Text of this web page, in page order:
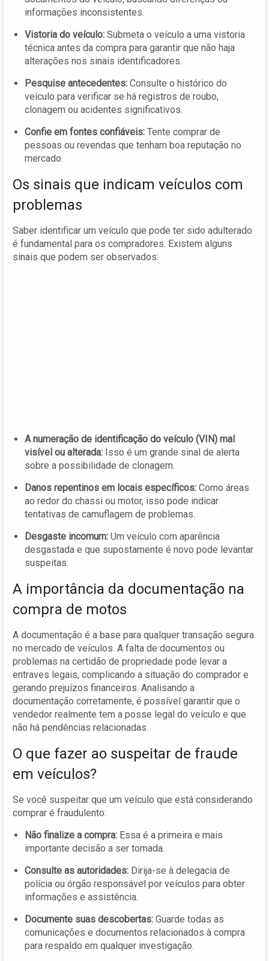
informações inconsistentes.
Vistoria do veículo: Submeta o veículo a uma vistoria
técnica antes da compra para garantir que não haja
alterações nos sinais identificadores.
Pesquise antecedentes: Consulte o histórico do
veículo para verificar se há registros de roubo,
clonagem ou acidentes significativos.
Confie em fontes confiáveis: Tente comprar de
pessoas ou revendas que tenham boa reputação no
mercado.
Os sinais que indicam veículos com
problemas
Saber identificar um veículo que pode ter sido adulterado
é fundamental para os compradores. Existem alguns
sinais que podem ser observados:
A numeração de identificação do veículo (VIN) mal
visível ou alterada: Isso é um grande sinal de alerta
sobre a possibilidade de clonagem.
Danos repentinos em locais específicos: Como áreas
ao redor do chassi ou motor, isso pode indicar
tentativas de camuflagem de problemas.
Desgaste incomum: Um veículo com aparência
desgastada e que supostamente é novo pode levantar
suspeitas.
A importância da documentação na
compra de motos
A documentação é a base para qualquer transação segura
no mercado de veículos. A falta de documentos ou
problemas na certidão de propriedade pode levar a
entraves legais, complicando a situação do comprador e
gerando prejuízos financeiros. Analisando a
documentação corretamente, é possível garantir que o
vendedor realmente tem a posse legal do veículo e que
não há pendências relacionadas.
O que fazer ao suspeitar de fraude
em veículos?
Se você suspeitar que um veículo que está considerando
comprar é fraudulento:
Não finalize a compra: Essa é a primeira e mais
importante decisão a ser tomada.
Consulte as autoridades: Dirija-se à delegacia de
polícia ou órgão responsável por veículos para obter
informações e assistência.
Documente suas descobertas: Guarde todas as
comunicações e documentos relacionados à compra
para respaldo em qualquer investigação.